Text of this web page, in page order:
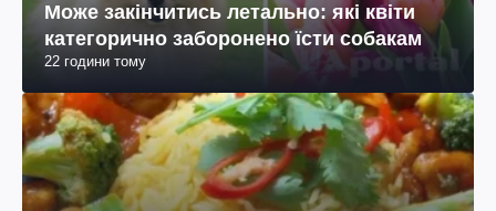
Може закінчитись летально: які квіти
категорично заборонено їсти собакам
22 години тому